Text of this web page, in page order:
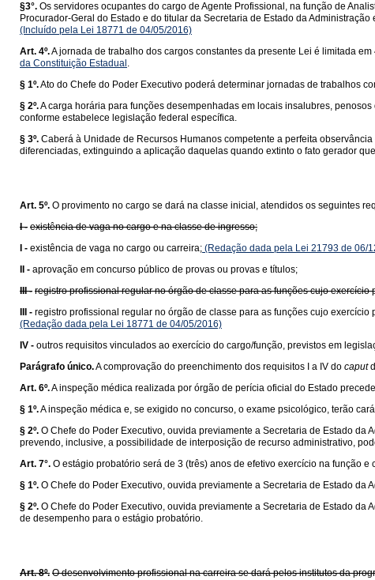
§3°. Os servidores ocupantes do cargo de Agente Profissional, na função de
Procurador-Geral do Estado e do titular da Secretaria de Estado da Administração
(Incluído pela Lei 18771 de 04/05/2016)
Art. 4º.A jornada de trabalho dos cargos constantes da presente Lei é limitada
da Constituição Estadual .
§ 1º.Ato do Chefe do Poder Executivo poderá determinar jornadas de trabalhos
§ 2º.A carga horária para funções desempenhadas em locais insalubres,
conforme estabelece legislação federal específica.
§ 3º. Caberá à Unidade de Recursos Humanos competente a perfeita
diferenciadas, extinguindo a aplicação daquelas quando extinto o fato gerador
Art. 5º. O provimento no cargo se dará na classe inicial, atendidos os seguintes
I - existência de vaga no cargo e na classe de ingresso;
I - existência de vaga no cargo ou carreira; (Redação dada pela Lei 21793 de 06/
II - aprovação em concurso público de provas ou provas e títulos;
III - registro profissional regular no órgão de classe para as funções cujo
III - registro profissional regular no órgão de classe para as funções cujo
(Redação dada pela Lei 18771 de 04/05/2016)
IV - outros requisitos vinculados ao exercício do cargo/função, previstos em
Parágrafo único.A comprovação do preenchimento dos requisitos I a IV do caput
Art. 6º.A inspeção médica realizada por órgão de perícia oficial do Estado
§ 1º.A inspeção médica e, se exigido no concurso, o exame psicológico, terão
§ 2º. O Chefe do Poder Executivo, ouvida previamente a Secretaria de Estado
prevendo, inclusive, a possibilidade de interposição de recurso administrativo,
Art. 7°. O estágio probatório será de 3 (três) anos de efetivo exercício na função e
§ 1º. O Chefe do Poder Executivo, ouvida previamente a Secretaria de Estado
§ 2º. O Chefe do Poder Executivo, ouvida previamente a Secretaria de Estado
de desempenho para o estágio probatório.
Art. 8º. O desenvolvimento profissional na carreira se dará pelos institutos da